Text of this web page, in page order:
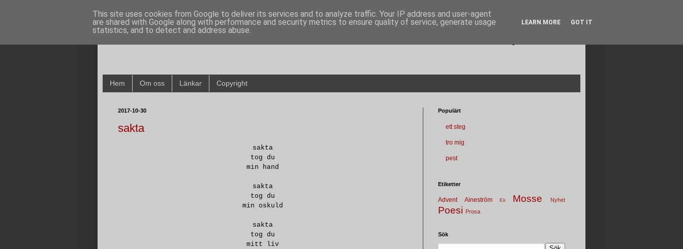
Hem Om oss Länkar Copyright
2017-10-30
sakta
sakta
tog du
min hand
sakta
tog du
min oskuld
sakta
tog du
mitt liv
Populärt
ett steg
tro mig
pest
Etiketter
Advent Aineström Ek Mosse Nyhet
Poesi Prosa
Sök
This site uses cookies from Google to deliver its services and to analyze traffic. Your IP address and user-agent
are shared with Google along with performance and security metrics to ensure quality of service, generate usage
statistics, and to detect and address abuse.
LEARN MORE GOT IT